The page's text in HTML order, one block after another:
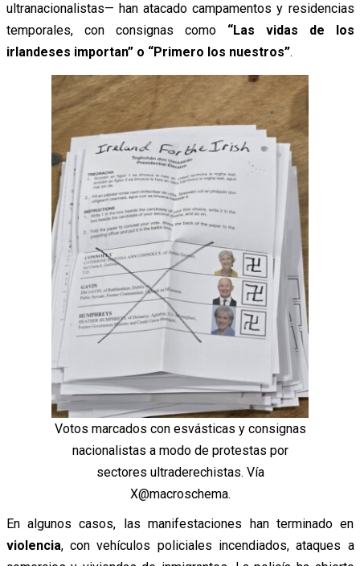
ultranacionalistas— han atacado campamentos y residencias
temporales, con consignas como “Las vidas de los
irlandeses importan” o “Primero los nuestros”.
Votos marcados con esvásticas y consignas
nacionalistas a modo de protestas por
sectores ultraderechistas. Vía
X@macroschema.
En algunos casos, las manifestaciones han terminado en
violencia, con vehículos policiales incendiados, ataques a